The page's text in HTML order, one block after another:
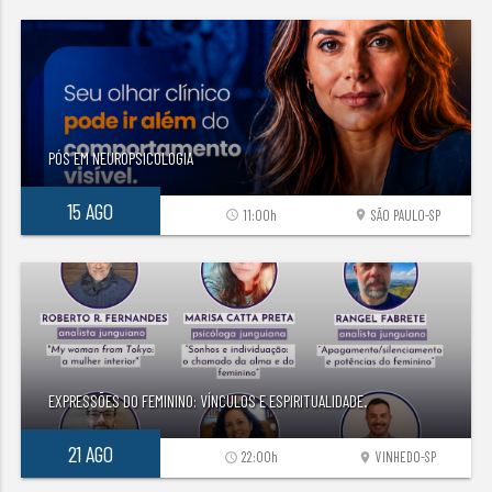
PÓS EM NEUROPSICOLOGIA
15 AGO location_on SÃO PAULO-SP
access_time 11:00h
EXPRESSÕES DO FEMININO: VÍNCULOS E ESPIRITUALIDADE.
21 AGO location_on VINHEDO-SP
access_time 22:00h